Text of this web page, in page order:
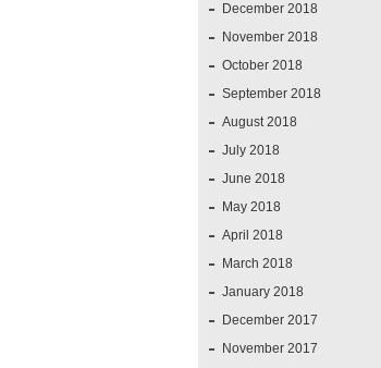
December 2018
November 2018
October 2018
September 2018
August 2018
July 2018
June 2018
May 2018
April 2018
March 2018
January 2018
December 2017
November 2017